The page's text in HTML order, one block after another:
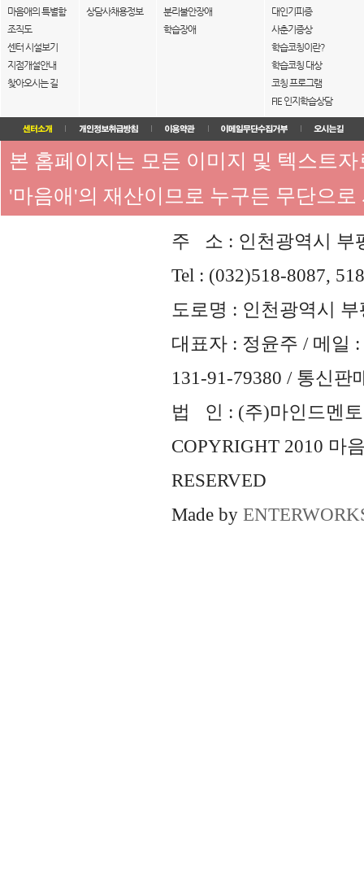
마음애의 특별함
조직도
센터 시설보기
지점개설안내
찾아오시는 길
상담사채용정보
분리불안장애
학습장애
대인기피증
사춘기증상
학습코칭이란?
학습코칭 대상
코칭 프로그램
FIE 인지학습상담
본 홈페이지는 모든 이미지 및 텍스트
'마음애'의 재산이므로 누구든 무단으
주 소 : 인천광역시 부
Tel : (032)518-8087,
도로명 : 인천광역시
대표자 : 정윤주 / 메일 :
131-91-79380 / 통신판
법 인 : (주)마인드멘토
COPYRIGHT 2010 마
RESERVED
Made by